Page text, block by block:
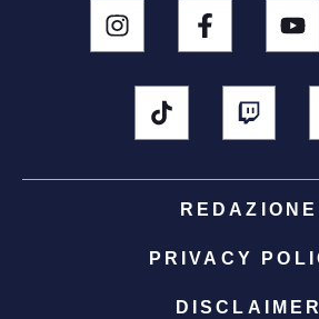
REDAZIONE
PRIVACY
DISCLAIMER